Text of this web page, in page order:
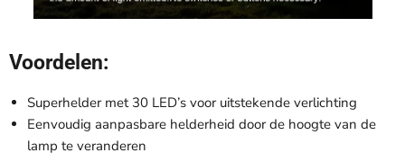
Voordelen:
Superhelder met 30 LED’s voor uitstekende verlichting
Eenvoudig aanpasbare helderheid door de hoogte van de
lamp te veranderen